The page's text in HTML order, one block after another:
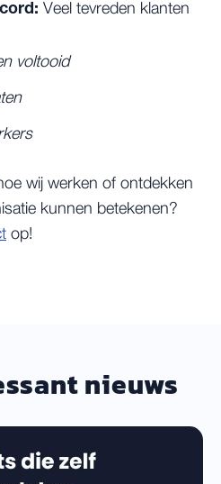
Veel tevreden klanten
voltooid
wij werken of ontdekken
kunnen betekenen?
op!
nieuws